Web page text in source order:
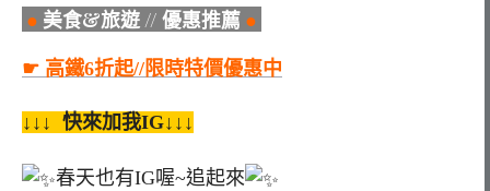
● 美食&旅遊 // 優惠推薦 ●
☛ 高鐵6折起//限時特價優惠中
↓↓↓ 快來加我IG↓↓↓
春天也有IG喔~追起來